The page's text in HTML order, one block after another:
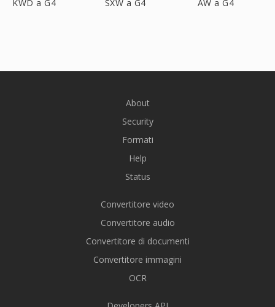
KWD a G4 SXW a G4 AW a G4
About
Security
Formati
Help
Status
Convertitore video
Convertitore audio
Convertitore di documenti
Convertitore immagini
OCR